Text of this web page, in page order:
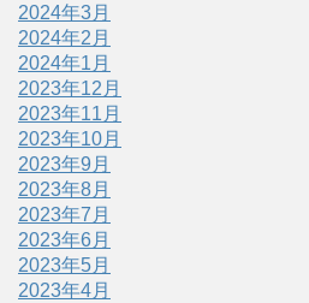
2024年3月
2024年2月
2024年1月
2023年12月
2023年11月
2023年10月
2023年9月
2023年8月
2023年7月
2023年6月
2023年5月
2023年4月